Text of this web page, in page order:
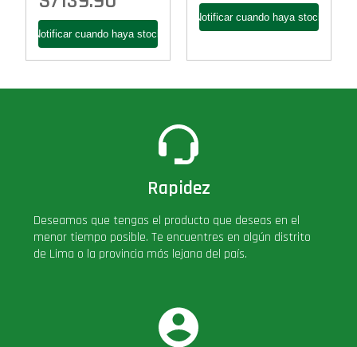
Rapidez
Deseamos que tengas el producto que deseas en el
menor tiempo posible. Te encuentres en algún distrito
de Lima o la provincia más lejana del país.